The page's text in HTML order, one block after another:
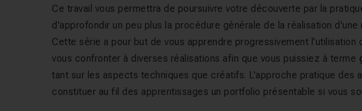
Ce travail vous permettra de poursuivre votre découverte par la
d'approfondir un peu plus la procédure générale de la réalisation
Cette série a pour but de vous apprendre progressivement
vous confronter à diverses réalisations afin que vous puissiez à terme
tant sur les aspects techniques que créatifs. L'approche pratique des
constituer au fil des apprentissages un portfolio présentable si vous